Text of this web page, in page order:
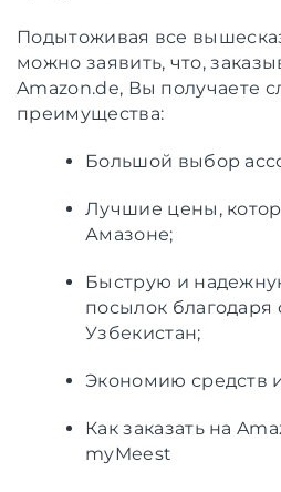
Подытоживая все
можно заявить, что,
Amazon.de, Вы получаете
преимущества:
Большой выбор
Лучшие цены,
Амазоне;
Быструю и
посылок благодаря
Узбекистан;
Экономию средств
Как заказать на
myMeest